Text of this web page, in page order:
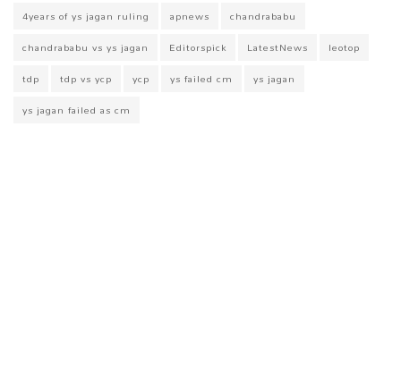
4years of ys jagan ruling apnews
chandrababu
chandrababu vs ys jagan
Editorspick LatestNews
leotop
tdp
tdp vs ycp ycp ys failed cm
ys jagan
ys jagan failed as cm